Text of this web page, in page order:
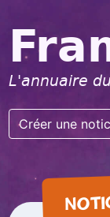
L'annuaire
Créer une